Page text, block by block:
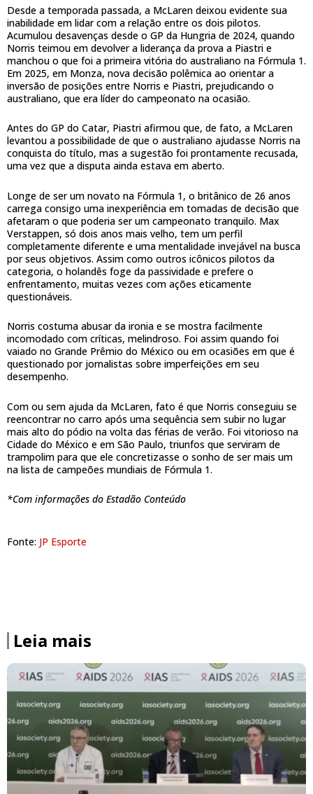
Desde a temporada passada, a McLaren deixou evidente sua
inabilidade em lidar com a relação entre os dois pilotos.
Acumulou desavenças desde o GP da Hungria de 2024, quando
Norris teimou em devolver a liderança da prova a Piastri e
manchou o que foi a primeira vitória do australiano na Fórmula 1.
Em 2025, em Monza, nova decisão polêmica ao orientar a
inversão de posições entre Norris e Piastri, prejudicando o
australiano, que era líder do campeonato na ocasião.
Antes do GP do Catar, Piastri afirmou que, de fato, a McLaren
levantou a possibilidade de que o australiano ajudasse Norris na
conquista do título, mas a sugestão foi prontamente recusada,
uma vez que a disputa ainda estava em aberto.
Longe de ser um novato na Fórmula 1, o britânico de 26 anos
carrega consigo uma inexperiência em tomadas de decisão que
afetaram o que poderia ser um campeonato tranquilo. Max
Verstappen, só dois anos mais velho, tem um perfil
completamente diferente e uma mentalidade invejável na busca
por seus objetivos. Assim como outros icônicos pilotos da
categoria, o holandês foge da passividade e prefere o
enfrentamento, muitas vezes com ações eticamente
questionáveis.
Norris costuma abusar da ironia e se mostra facilmente
incomodado com críticas, melindroso. Foi assim quando foi
vaiado no Grande Prêmio do México ou em ocasiões em que é
questionado por jornalistas sobre imperfeições em seu
desempenho.
Com ou sem ajuda da McLaren, fato é que Norris conseguiu se
reencontrar no carro após uma sequência sem subir no lugar
mais alto do pódio na volta das férias de verão. Foi vitorioso na
Cidade do México e em São Paulo, triunfos que serviram de
trampolim para que ele concretizasse o sonho de ser mais um
na lista de campeões mundiais de Fórmula 1.
*Com informações do Estadão Conteúdo
Fonte: JP Esporte
Leia mais